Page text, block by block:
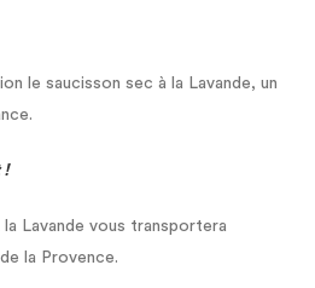
le saucisson sec à la Lavande, un
!
Lavande vous transportera
la Provence.